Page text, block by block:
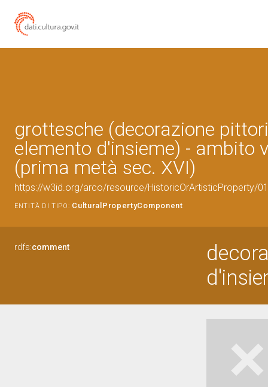
grottesche (decorazione
elemento d'insieme) - ambito
(prima metà sec. XVI)
https://w3id.org/arco/resource/HistoricOrArtisticProperty/
ENTITÀ DI TIPO: CulturalPropertyComponent
rdfs:comment